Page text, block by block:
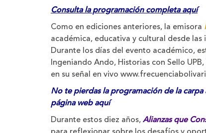
Consulta la programación completa aquí
Como en ediciones anteriores, la emisora
académica, educativa y cultural desde
Durante los días del evento académico,
Ingeniando Ando, Historias con Sello
en su señal en vivo
No te pierdas la programación de la
página web aquí
Durante estos diez años,Alianzas que